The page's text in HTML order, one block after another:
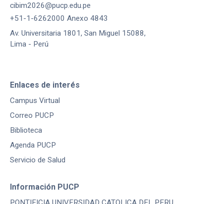
cibim2026@pucp.edu.pe
+51-1-6262000 Anexo 4843
Av. Universitaria 1801, San Miguel 15088,
Lima - Perú
Enlaces de interés
Campus Virtual
Correo PUCP
Biblioteca
Agenda PUCP
Servicio de Salud
Información PUCP